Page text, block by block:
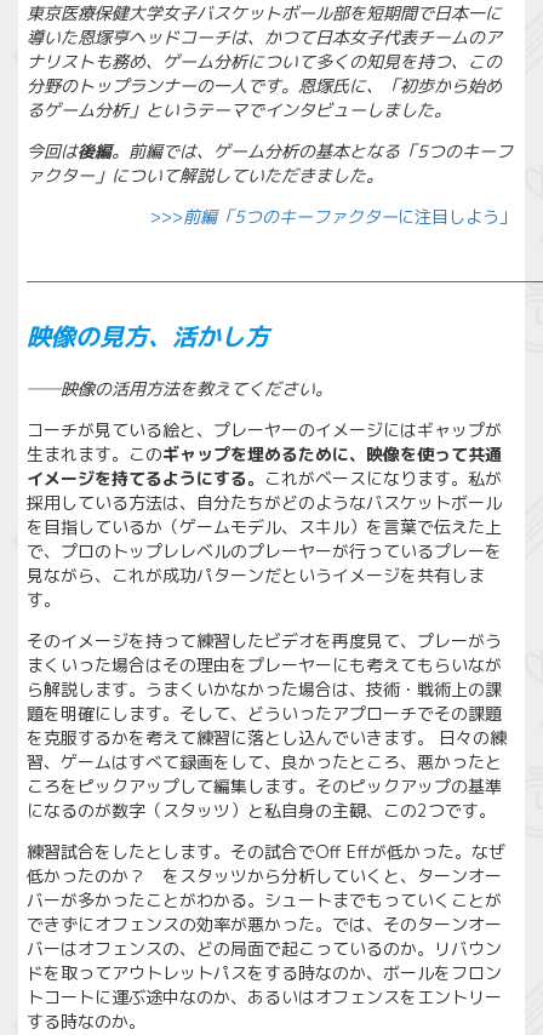
東京医療保健大学女子バスケットボール部を短期間で日本一に
導いた恩塚亨ヘッドコーチは、かつて日本女子代表チームのア
ナリストも務め、ゲーム分析について多くの知見を持つ、この
分野のトップランナーの一人です。恩塚氏に、「初歩から始め
るゲーム分析」というテーマでインタビューしました。
今回は後編。前編では、ゲーム分析の基本となる「5つのキーフ
ァクター」について解説していただきました。
>>>前編「5つのキーファクターに注目しよう」
映像の見方、活かし方
──映像の活用方法を教えてください。
コーチが見ている絵と、プレーヤーのイメージにはギャップが
生まれます。このギャップを埋めるために、映像を使って共通
イメージを持てるようにする。 これがベースになります。私が
採用している方法は、自分たちがどのようなバスケットボール
を目指しているか（ゲームモデル、スキル）を言葉で伝えた上
で、プロのトップレレベルのプレーヤーが行っているプレーを
見ながら、これが成功パターンだというイメージを共有しま
す。
そのイメージを持って練習したビデオを再度見て、プレーがう
まくいった場合はその理由をプレーヤーにも考えてもらいなが
ら解説します。うまくいかなかった場合は、技術・戦術上の課
題を明確にします。そして、どういったアプローチでその課題
を克服するかを考えて練習に落とし込んでいきます。 日々の練
習、ゲームはすべて録画をして、良かったところ、悪かったと
ころをピックアップして編集します。そのピックアップの基準
になるのが数字（スタッツ）と私自身の主観、この2つです。
練習試合をしたとします。その試合でOff Effが低かった。なぜ
低かったのか？ をスタッツから分析していくと、ターンオー
バーが多かったことがわかる。シュートまでもっていくことが
できずにオフェンスの効率が悪かった。では、そのターンオー
バーはオフェンスの、どの局面で起こっているのか。リバウン
ドを取ってアウトレットパスをする時なのか、ボールをフロン
トコートに運ぶ途中なのか、あるいはオフェンスをエントリー
する時なのか。